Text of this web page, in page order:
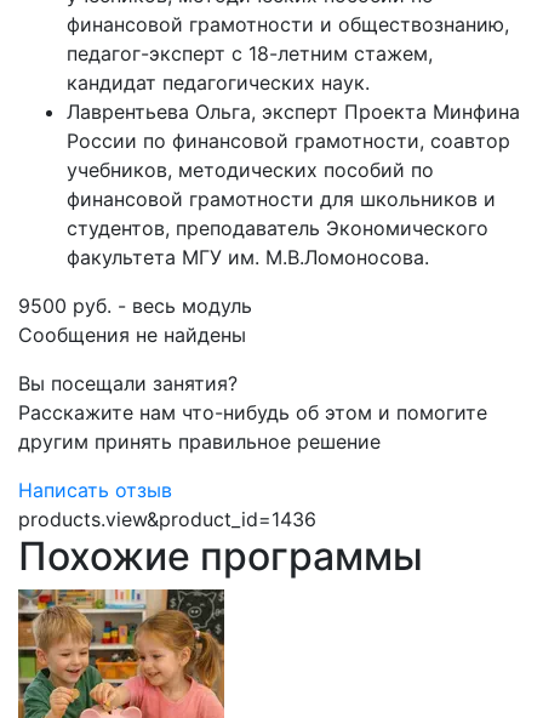
финансовой грамотности и обществознанию,
педагог-эксперт с 18-летним стажем,
кандидат педагогических наук.
Лаврентьева Ольга, эксперт Проекта Минфина
России по финансовой грамотности, соавтор
учебников, методических пособий по
финансовой грамотности для школьников и
студентов, преподаватель Экономического
факультета МГУ им. М.В.Ломоносова.
9500 руб. - весь модуль
Сообщения не найдены
Вы посещали занятия?
Расскажите нам что-нибудь об этом и помогите
другим принять правильное решение
Написать отзыв
products.view&product_id=1436
Похожие программы